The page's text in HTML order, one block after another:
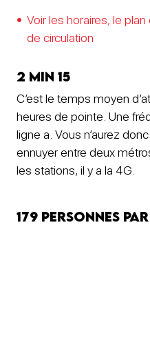
Voir les horaires, le
de circulation
2 min 15
C’est le temps moyen
heures de pointe. Une
ligne a. Vous n’aurez
ennuyer entre deux
les stations, il y a la 4G.
179 personnes